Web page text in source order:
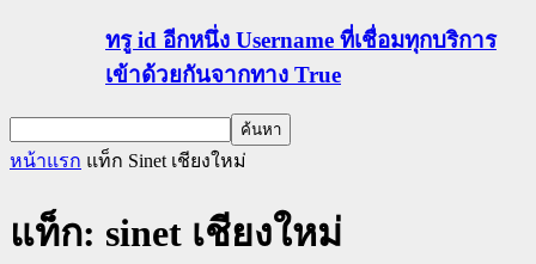
ทรู id อีกหนึ่ง Username ที่เชื่อมทุกบริการ
เข้าด้วยกันจากทาง True
หน้าแรก แท็ก Sinet เชียงใหม่
แท็ก: sinet เชียงใหม่